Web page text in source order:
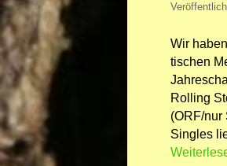
Wir
tischen
Rolling
(ORF/nur
Singles